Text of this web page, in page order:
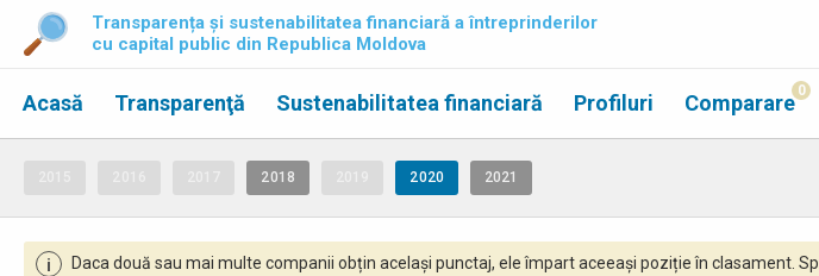
Transparența și sustenabilitatea financiară a întreprinderilor
cu capital public din Republica Moldova
Acasă Transparenţă Sustenabilitatea financiară Profiluri Comparare 0
2018 2020 2021
i Daca două sau mai multe companii obțin același punctaj, ele împart aceeași poziție în clasament.